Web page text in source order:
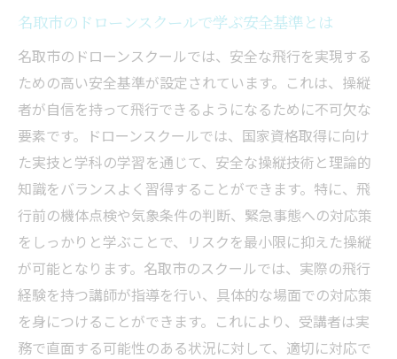
名取市のドローンスクールで学ぶ安全基準とは
名取市のドローンスクールでは、安全な飛行を実現する
ための高い安全基準が設定されています。これは、操縦
者が自信を持って飛行できるようになるために不可欠な
要素です。ドローンスクールでは、国家資格取得に向け
た実技と学科の学習を通じて、安全な操縦技術と理論的
知識をバランスよく習得することができます。特に、飛
行前の機体点検や気象条件の判断、緊急事態への対応策
をしっかりと学ぶことで、リスクを最小限に抑えた操縦
が可能となります。名取市のスクールでは、実際の飛行
経験を持つ講師が指導を行い、具体的な場面での対応策
を身につけることができます。これにより、受講者は実
務で直面する可能性のある状況に対して、適切に対応で